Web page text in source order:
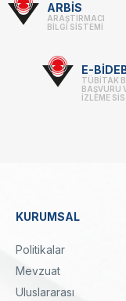
Footer
Linkler
ARBİS
ARAŞTIRMACI
BİLGİ SİSTEMİ
E-
TÜBİTAK
BAŞVURU
İZLEME
Dipnot
KURUMSAL
Politikalar
Mevzuat
Uluslararası